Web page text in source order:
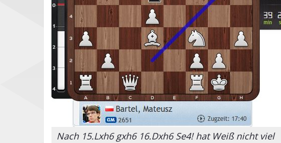
Nach 15.Lxh6 gxh6 16.Dxh6 Se4! hat Weiß nicht viel